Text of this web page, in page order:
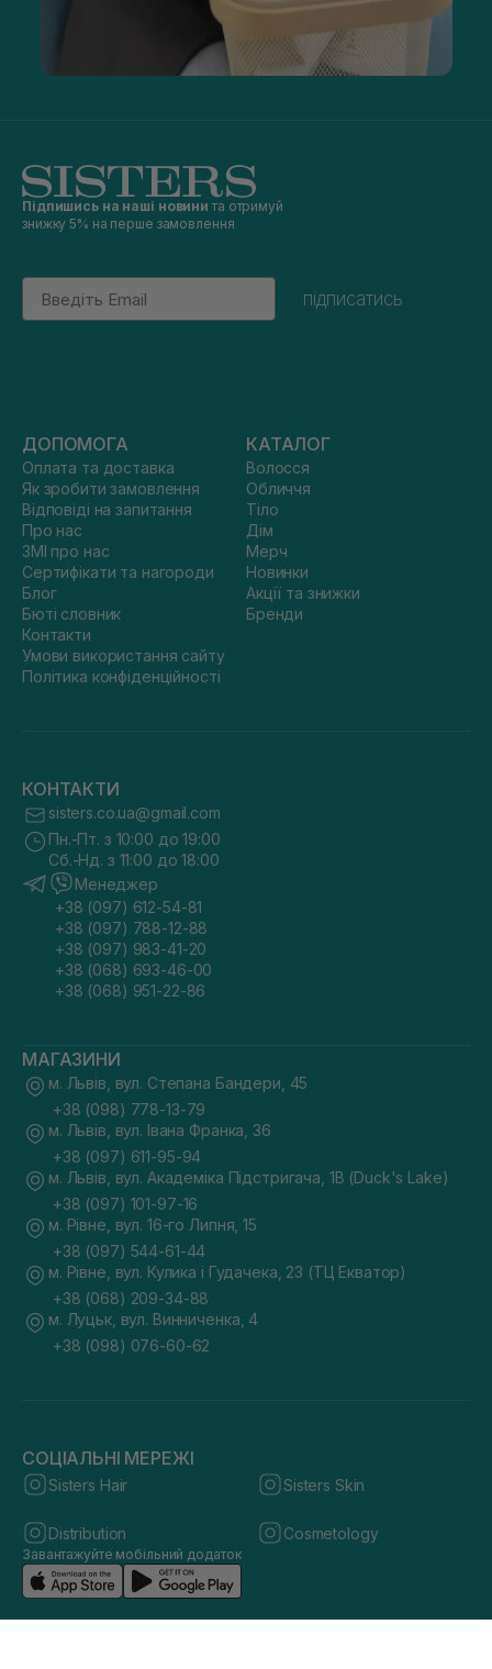
Підпишись на наші новини та отримуй
знижку 5% на перше замовлення
Email
підписатись
ДОПОМОГА
Оплата та доставка
Як зробити замовлення
Відповіді на запитання
Про нас
ЗМІ про нас
Сертифікати та нагороди
Блог
Бюті словник
Контакти
Умови використання сайту
Політика конфіденційності
КАТАЛОГ
Волосся
Обличчя
Тіло
Дім
Мерч
Новинки
Акції та знижки
Бренди
КОНТАКТИ
sisters.co.ua@gmail.com
Пн.-Пт. з 10:00 до 19:00
Сб.-Нд. з 11:00 до 18:00
Менеджер
+38 (097) 612-54-81
+38 (097) 788-12-88
+38 (097) 983-41-20
+38 (068) 693-46-00
+38 (068) 951-22-86
МАГАЗИНИ
м. Львів, вул. Степана Бандери, 45
+38 (098) 778-13-79
м. Львів, вул. Івана Франка, 36
+38 (097) 611-95-94
м. Львів, вул. Академіка Підстригача, 1В (Duck's Lake)
+38 (097) 101-97-16
м. Рівне, вул. 16-го Липня, 15
+38 (097) 544-61-44
м. Рівне, вул. Кулика і Гудачека, 23 (ТЦ Екватор)
+38 (068) 209-34-88
м. Луцьк, вул. Винниченка, 4
+38 (098) 076-60-62
СОЦІАЛЬНІ МЕРЕЖІ
Sisters Hair Sisters Skin
Distribution Cosmetology
Завантажуйте мобільний додаток